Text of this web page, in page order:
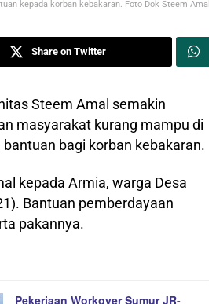
kepada korban kebakaran. Foto Dok Steem Amal
Share on Twitter
Steem Amal semakin
masyarakat kurang mampu di
bagi korban kebakaran.
kepada Armia, warga Desa
Bantuan pemberdayaan
pakannya.
Pekerjaan Workover Sumur JR-